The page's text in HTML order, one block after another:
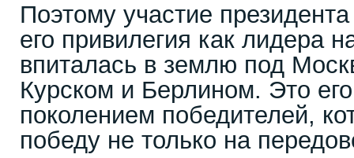
Поэтому участие
его привилегия как лидера
впиталась в землю под
Курском и Берлином. Это
поколением победителей,
победу не только на